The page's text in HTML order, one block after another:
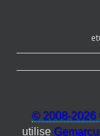
© 2008-2026
utilise